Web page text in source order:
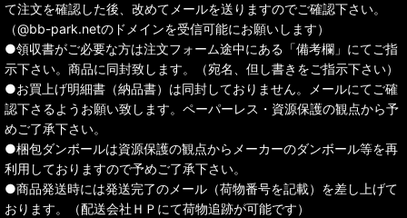
て注文を確認した後、改めてメールを送りますのでご確認下さい。
（@bb-park.netのドメインを受信可能にお願いします）
●領収書がご必要な方は注文フォーム途中にある「備考欄」にてご指
示下さい。商品に同封致します。（宛名、但し書きをご指示下さい）
●お買上げ明細書（納品書）は同封しておりません。メールにてご確
認下さるようお願い致します。ペーパーレス・資源保護の観点から予
めご了承下さい。
●梱包ダンボールは資源保護の観点からメーカーのダンボール等を再
利用しておりますので予めご了承下さい。
●商品発送時には発送完了のメール（荷物番号を記載）を差し上げて
おります。（配送会社ＨＰにて荷物追跡が可能です）